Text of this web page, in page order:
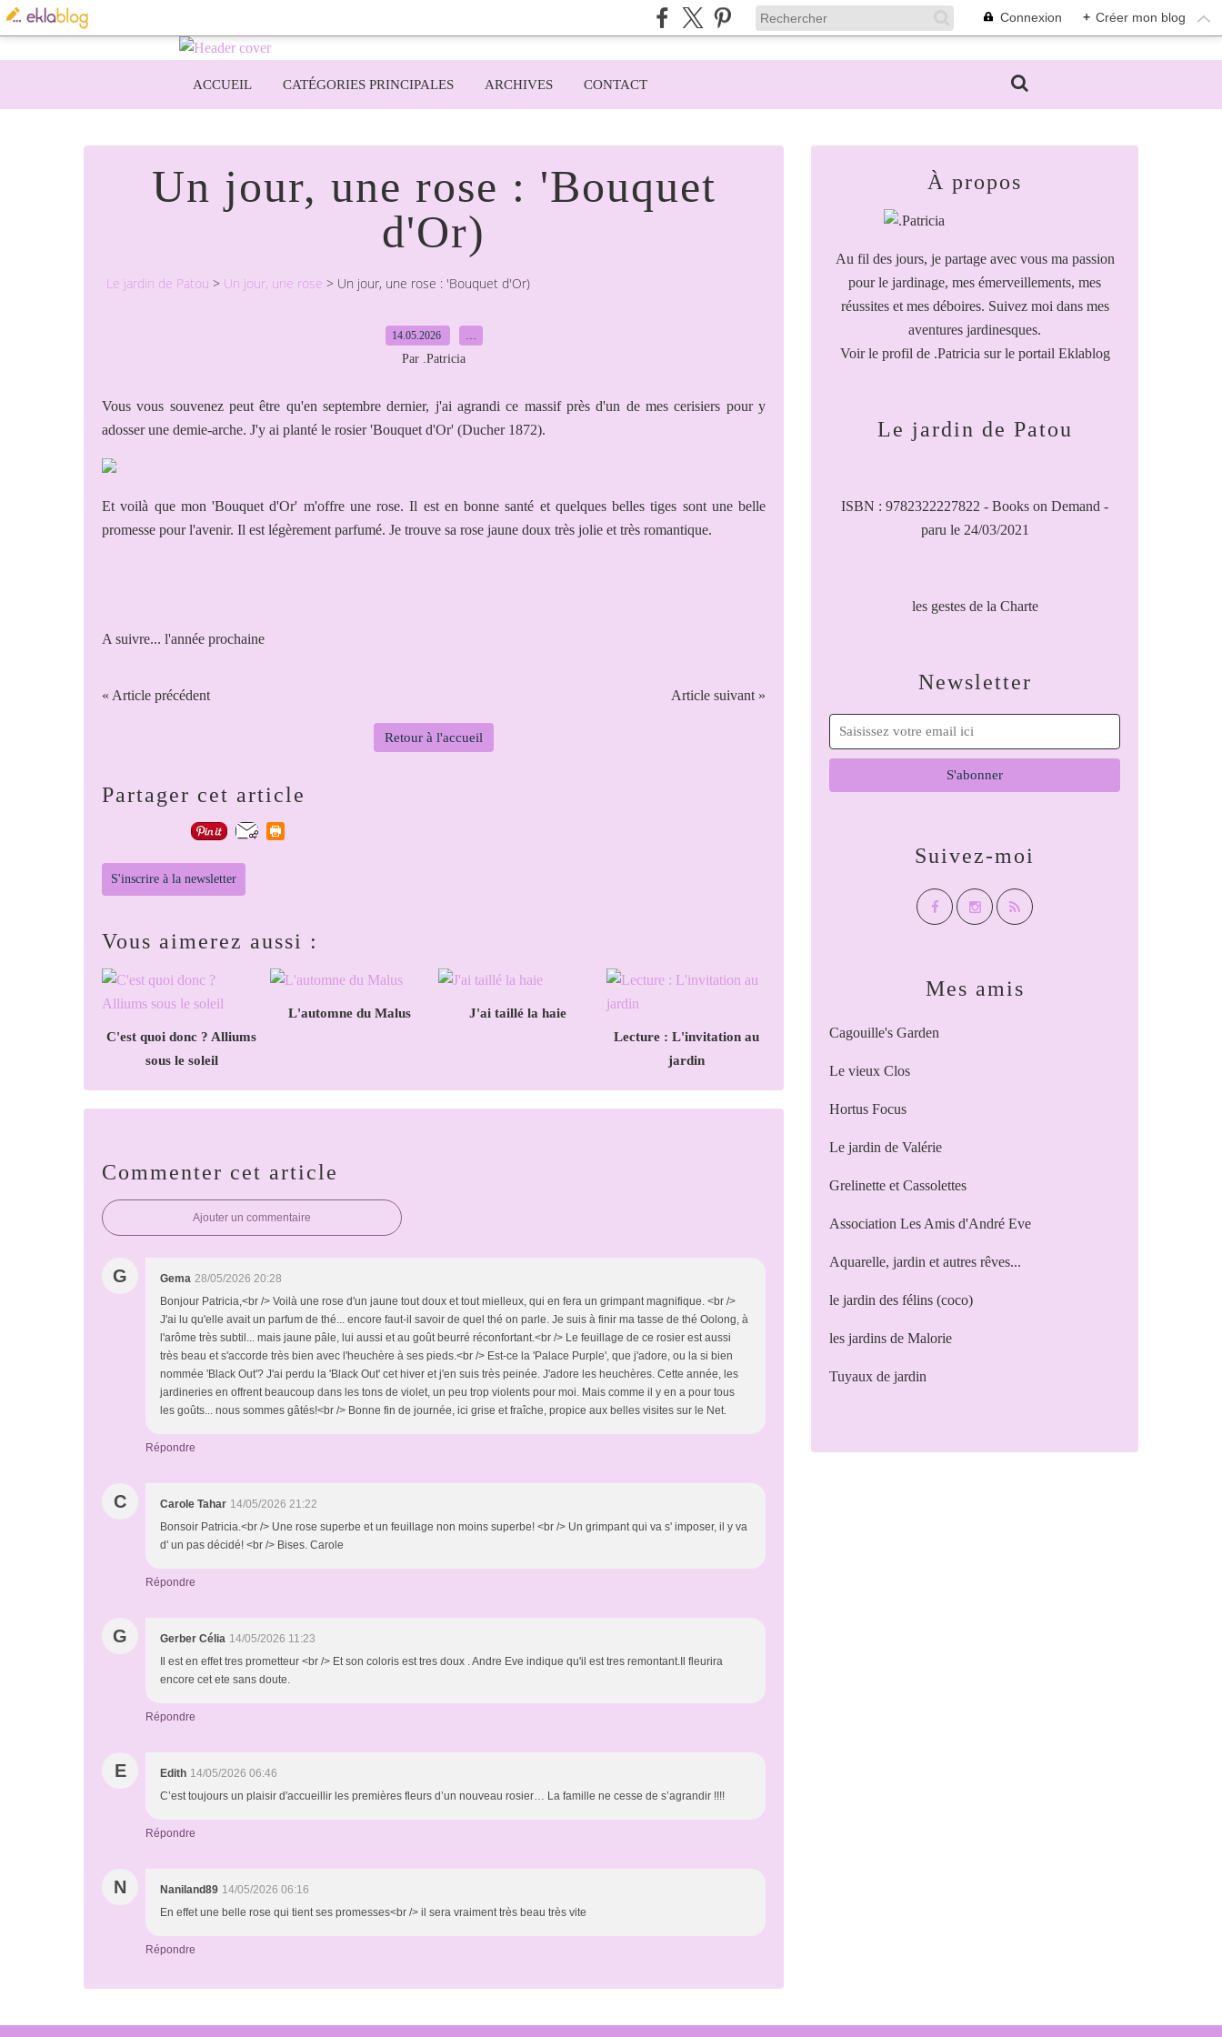
Connexion + Créer mon blog
ACCUEIL CATÉGORIES PRINCIPALES ARCHIVES CONTACT
Un jour, une rose : 'Bouquet
d'Or)
Le jardin de Patou > Un jour, une rose > Un jour, une rose : 'Bouquet d'Or)
14.05.2026
Par .Patricia
Vous vous souvenez peut être qu'en septembre dernier, j'ai agrandi ce massif près d'un de mes cerisiers pour y
adosser une demie-arche. J'y ai planté le rosier 'Bouquet d'Or' (Ducher 1872).
Et voilà que mon 'Bouquet d'Or' m'offre une rose. Il est en bonne santé et quelques belles tiges sont une belle
promesse pour l'avenir. Il est légèrement parfumé. Je trouve sa rose jaune doux très jolie et très romantique.
A suivre... l'année prochaine
« Article précédent Article suivant »
Retour à l'accueil
Partager cet article
S'inscrire à la newsletter
Vous aimerez aussi :
C'est quoi donc ? Alliums
sous le soleil
L'automne du Malus
J'ai taillé la haie
Lecture : L'invitation au
jardin
Commenter cet article
Ajouter un commentaire
G Gema 28/05/2026 20:28
Bonjour Patricia,<br /> Voilà une rose d'un jaune tout doux et tout mielleux, qui en fera un grimpant magnifique. <br />
J'ai lu qu'elle avait un parfum de thé... encore faut-il savoir de quel thé on parle. Je suis à finir ma tasse de thé Oolong, à
l'arôme très subtil... mais jaune pâle, lui aussi et au goût beurré réconfortant.<br /> Le feuillage de ce rosier est aussi
très beau et s'accorde très bien avec l'heuchère à ses pieds.<br /> Est-ce la 'Palace Purple', que j'adore, ou la si bien
nommée 'Black Out'? J'ai perdu la 'Black Out' cet hiver et j'en suis très peinée. J'adore les heuchères. Cette année, les
jardineries en offrent beaucoup dans les tons de violet, un peu trop violents pour moi. Mais comme il y en a pour tous
les goûts... nous sommes gâtés!<br /> Bonne fin de journée, ici grise et fraîche, propice aux belles visites sur le Net.
Répondre
C Carole Tahar 14/05/2026 21:22
Bonsoir Patricia.<br /> Une rose superbe et un feuillage non moins superbe! <br /> Un grimpant qui va s' imposer, il y va
d' un pas décidé! <br /> Bises. Carole
Répondre
G Gerber Célia 14/05/2026 11:23
Il est en effet tres prometteur <br /> Et son coloris est tres doux . Andre Eve indique qu'il est tres remontant.Il fleurira
encore cet ete sans doute.
Répondre
E Edith 14/05/2026 06:46
C’est toujours un plaisir d'accueillir les premières fleurs d’un nouveau rosier… La famille ne cesse de s’agrandir !!!!
Répondre
N Naniland89 14/05/2026 06:16
En effet une belle rose qui tient ses promesses<br /> il sera vraiment très beau très vite
Répondre
Newsletter
Suivez-moi
À propos
Au fil des jours, je partage avec vous ma passion
pour le jardinage, mes émerveillements, mes
réussites et mes déboires. Suivez moi dans mes
aventures jardinesques.
Voir le profil de .Patricia sur le portail Eklablog
Le jardin de Patou
ISBN : 9782322227822 - Books on Demand -
paru le 24/03/2021
les gestes de la Charte
Mes amis
Cagouille's Garden
Le vieux Clos
Hortus Focus
Le jardin de Valérie
Grelinette et Cassolettes
Association Les Amis d'André Eve
Aquarelle, jardin et autres rêves...
le jardin des félins (coco)
les jardins de Malorie
Tuyaux de jardin